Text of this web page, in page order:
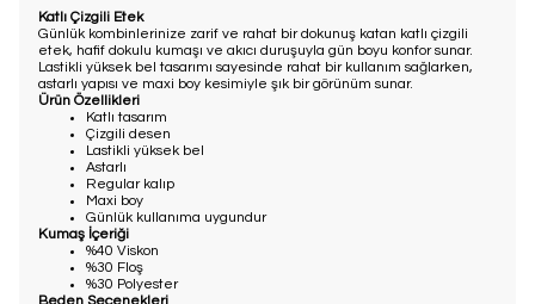
Katlı Çizgili Etek
Günlük kombinlerinize zarif ve rahat bir dokunuş katan katlı çizgili
etek, hafif dokulu kumaşı ve akıcı duruşuyla gün boyu konfor sunar.
Lastikli yüksek bel tasarımı sayesinde rahat bir kullanım sağlarken,
astarlı yapısı ve maxi boy kesimiyle şık bir görünüm sunar.
Ürün Özellikleri
Katlı tasarım
Çizgili desen
Lastikli yüksek bel
Astarlı
Regular kalıp
Maxi boy
Günlük kullanıma uygundur
Kumaş İçeriği
%40 Viskon
%30 Floş
%30 Polyester
Beden Seçenekleri